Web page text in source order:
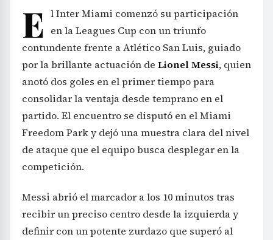
E l Inter Miami comenzó su participación
en la Leagues Cup con un triunfo
contundente frente a Atlético San Luis, guiado
por la brillante actuación de Lionel Messi, quien
anotó dos goles en el primer tiempo para
consolidar la ventaja desde temprano en el
partido. El encuentro se disputó en el Miami
Freedom Park y dejó una muestra clara del nivel
de ataque que el equipo busca desplegar en la
competición.
Messi abrió el marcador a los 10 minutos tras
recibir un preciso centro desde la izquierda y
definir con un potente zurdazo que superó al